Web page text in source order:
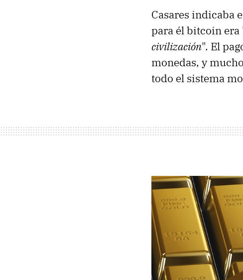
Casares indicaba
para él bitcoin era
civilización". El
monedas, y
todo el sistema